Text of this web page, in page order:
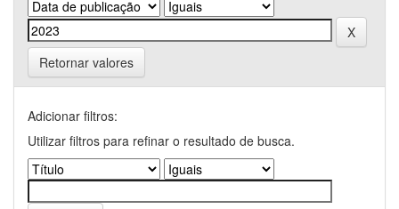
Retornar valores
Adicionar filtros:
Utilizar filtros para refinar o resultado de busca.